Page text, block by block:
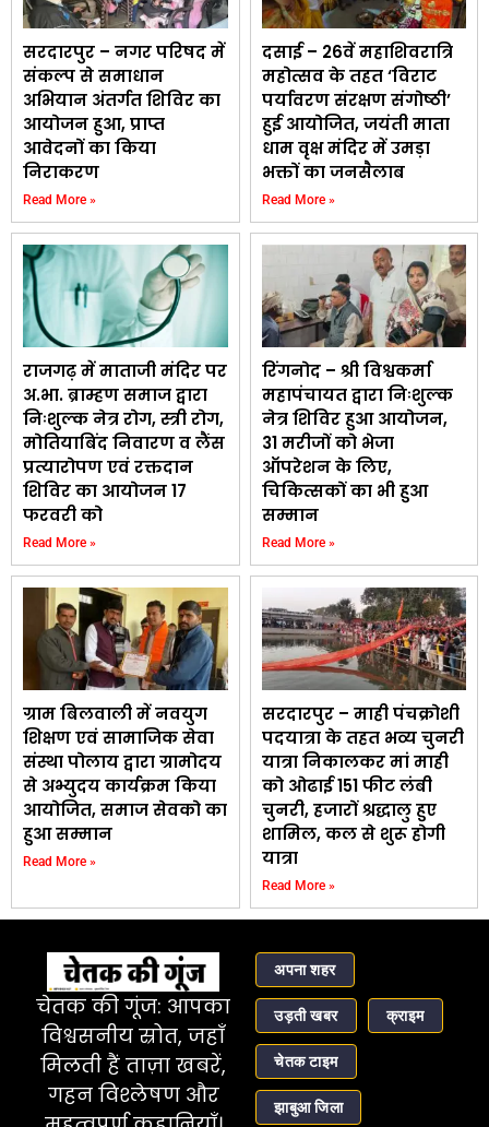
सरदारपुर – नगर परिषद में
संकल्प से समाधान
अभियान अंतर्गत शिविर का
आयोजन हुआ, प्राप्त
आवेदनों का किया
निराकरण
Read More »
दसाई – 26वें महाशिवरात्रि
महोत्सव के तहत ‘विराट
पर्यावरण संरक्षण संगोष्ठी’
हुई आयोजित, जयंती माता
धाम वृक्ष मंदिर में उमड़ा
भक्तों का जनसैलाब
Read More »
राजगढ़ में माताजी मंदिर पर
अ.भा. ब्राम्हण समाज द्वारा
निःशुल्क नेत्र रोग, स्त्री रोग,
मोतियाबिंद निवारण व लैंस
प्रत्यारोपण एवं रक्तदान
शिविर का आयोजन 17
फरवरी को
Read More »
रिंगनोद – श्री विश्वकर्मा
महापंचायत द्वारा निःशुल्क
नेत्र शिविर हुआ आयोजन,
31 मरीजों को भेजा
ऑपरेशन के लिए,
चिकित्सकों का भी हुआ
सम्मान
Read More »
ग्राम बिलवाली में नवयुग
शिक्षण एवं सामाजिक सेवा
संस्था पोलाय द्वारा ग्रामोदय
से अभ्युदय कार्यक्रम किया
आयोजित, समाज सेवको का
हुआ सम्मान
Read More »
सरदारपुर – माही पंचक्रोशी
पदयात्रा के तहत भव्य चुनरी
यात्रा निकालकर मां माही
को ओढाई 151 फीट लंबी
चुनरी, हजारों श्रद्धालु हुए
शामिल, कल से शुरू होगी
यात्रा
Read More »
चेतक की गूंज: आपका
विश्वसनीय स्रोत, जहाँ
मिलती हैं ताज़ा खबरें,
गहन विश्लेषण और
अपना शहर
उड़ती खबर क्राइम
चेतक टाइम
झाबुआ जिला